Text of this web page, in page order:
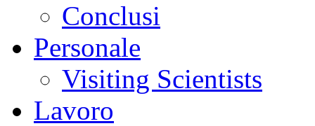
Conclusi
Personale
Visiting Scientists
Lavoro